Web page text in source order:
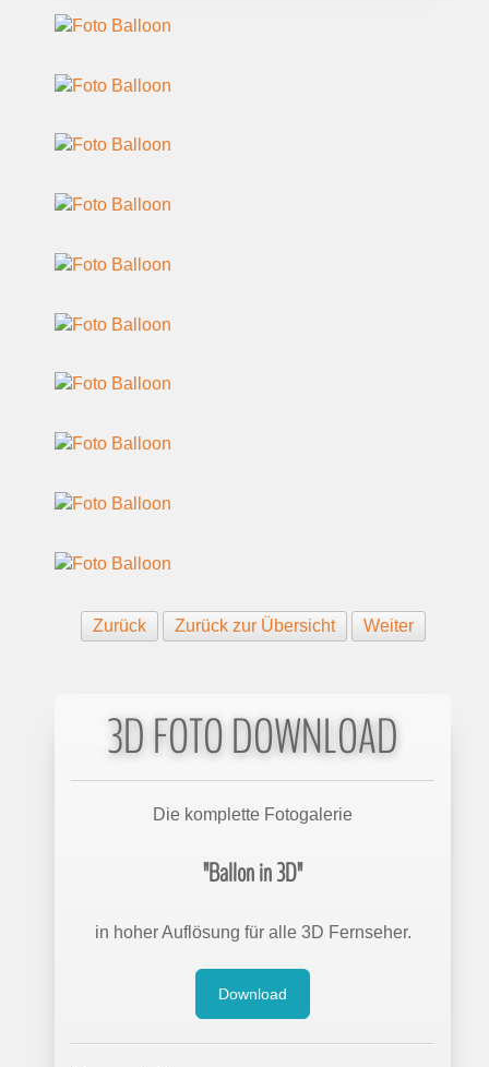
Zurück Zurück zur Übersicht Weiter
3D FOTO DOWNLOAD
Die komplette Fotogalerie
"Ballon in 3D"
in hoher Auflösung für alle 3D Fernseher.
Download